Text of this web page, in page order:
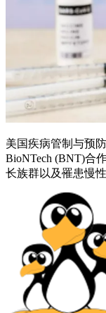
美国疾病管制与预
BioNTech (BNT)合
长族群以及罹患慢